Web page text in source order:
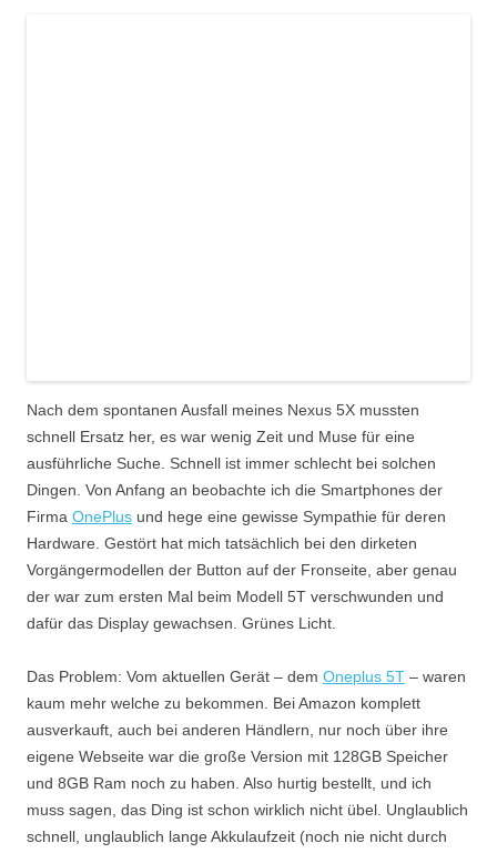
Nach dem spontanen Ausfall meines Nexus 5X mussten
schnell Ersatz her, es war wenig Zeit und Muse für eine
ausführliche Suche. Schnell ist immer schlecht bei solchen
Dingen. Von Anfang an beobachte ich die Smartphones der
Firma OnePlus und hege eine gewisse Sympathie für deren
Hardware. Gestört hat mich tatsächlich bei den dirketen
Vorgängermodellen der Button auf der Fronseite, aber genau
der war zum ersten Mal beim Modell 5T verschwunden und
dafür das Display gewachsen. Grünes Licht.
Das Problem: Vom aktuellen Gerät – dem Oneplus 5T – waren
kaum mehr welche zu bekommen. Bei Amazon komplett
ausverkauft, auch bei anderen Händlern, nur noch über ihre
eigene Webseite war die große Version mit 128GB Speicher
und 8GB Ram noch zu haben. Also hurtig bestellt, und ich
muss sagen, das Ding ist schon wirklich nicht übel. Unglaublich
schnell, unglaublich lange Akkulaufzeit (noch nie nicht durch